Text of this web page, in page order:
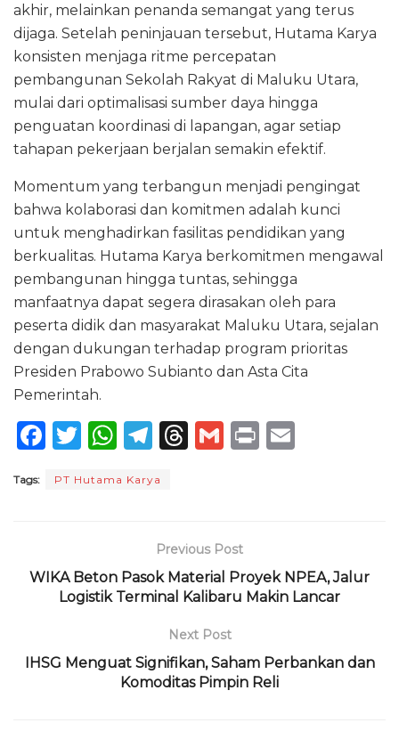
akhir, melainkan penanda semangat yang terus
dijaga. Setelah peninjauan tersebut, Hutama Karya
konsisten menjaga ritme percepatan
pembangunan Sekolah Rakyat di Maluku Utara,
mulai dari optimalisasi sumber daya hingga
penguatan koordinasi di lapangan, agar setiap
tahapan pekerjaan berjalan semakin efektif.
Momentum yang terbangun menjadi pengingat
bahwa kolaborasi dan komitmen adalah kunci
untuk menghadirkan fasilitas pendidikan yang
berkualitas. Hutama Karya berkomitmen mengawal
pembangunan hingga tuntas, sehingga
manfaatnya dapat segera dirasakan oleh para
peserta didik dan masyarakat Maluku Utara, sejalan
dengan dukungan terhadap program prioritas
Presiden Prabowo Subianto dan Asta Cita
Pemerintah.
F
c
o
o
T
it
W
a
p
p
T
e
ra
m
T
d
s
G P
Tags: PT Hutama Karya
Previous Post
WIKA Beton Pasok Material Proyek NPEA, Jalur
Logistik Terminal Kalibaru Makin Lancar
Next Post
IHSG Menguat Signifikan, Saham Perbankan dan
Komoditas Pimpin Reli